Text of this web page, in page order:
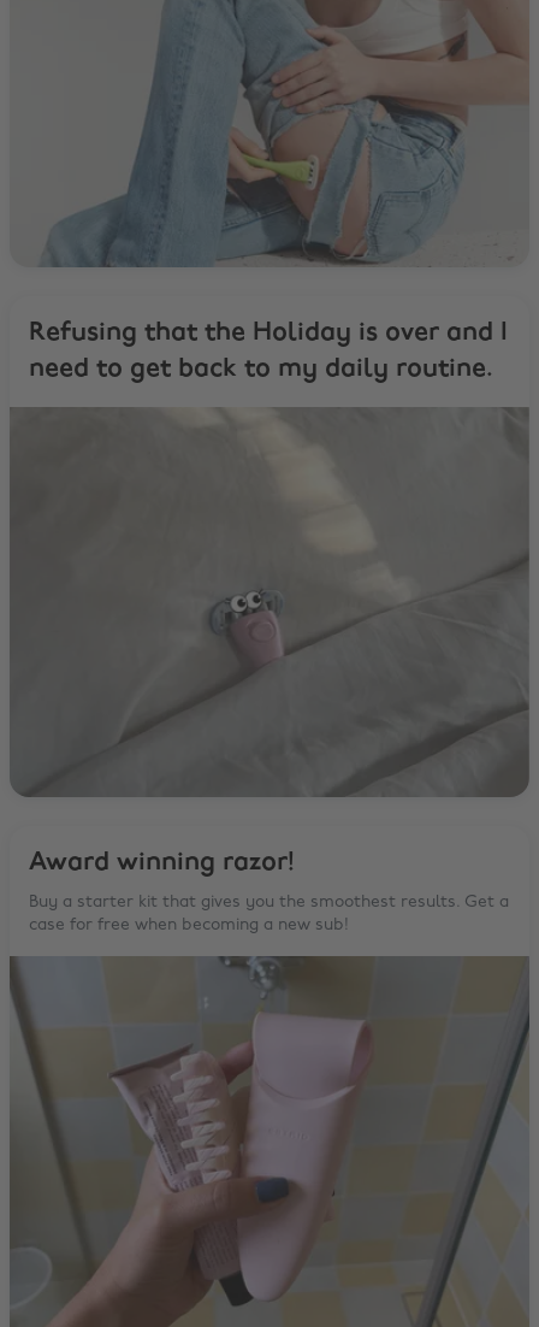
Refusing that the Holiday is over and I
need to get back to my daily routine.
Award winning razor!
Buy a starter kit that gives you the smoothest results. Get a
case for free when becoming a new sub!